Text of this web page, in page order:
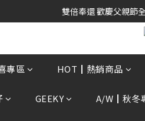
雙倍奉還 歡慶父親節
雙倍奉還 歡慶父親節
$1680贈3D好野貓公仔(絲綢鐵黑) 滿
雙倍奉還 歡慶父親
專區 HOT┃熱銷商品
GEEKY A/W┃秋冬